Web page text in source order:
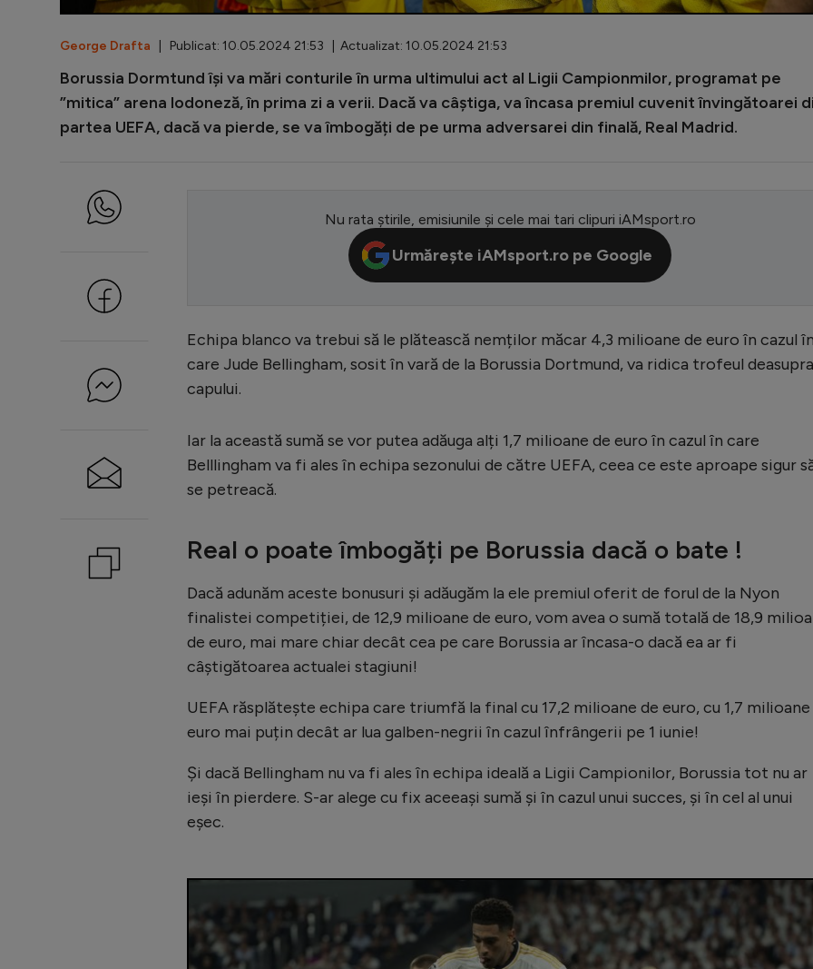
George Drafta | Publicat: 10.05.2024 21:53 | Actualizat: 10.05.2024 21:53
Borussia Dormtund își va mări conturile în urma ultimului act al Ligii Campionmilor, programat pe
”mitica” arena lodoneză, în prima zi a verii. Dacă va câștiga, va încasa premiul cuvenit învingătoarei
partea UEFA, dacă va pierde, se va îmbogăți de pe urma adversarei din finală, Real Madrid.
Nu rata știrile, emisiunile și cele mai tari clipuri iAMsport.ro
Urmărește iAMsport.ro pe Google
Echipa blanco va trebui să le plătească nemților măcar 4,3 milioane de euro în cazul în
care Jude Bellingham, sosit în vară de la Borussia Dortmund, va ridica trofeul deasupra
capului.
Iar la această sumă se vor putea adăuga alți 1,7 milioane de euro în cazul în care
Belllingham va fi ales în echipa sezonului de către UEFA, ceea ce este aproape sigur
se petreacă.
Real o poate îmbogăți pe Borussia dacă o bate !
Dacă adunăm aceste bonusuri și adăugăm la ele premiul oferit de forul de la Nyon
finalistei competiției, de 12,9 milioane de euro, vom avea o sumă totală de 18,9
de euro, mai mare chiar decât cea pe care Borussia ar încasa-o dacă ea ar fi
câștigătoarea actualei stagiuni!
UEFA răsplătește echipa care triumfă la final cu 17,2 milioane de euro, cu 1,7 milioane
euro mai puțin decât ar lua galben-negrii în cazul înfrângerii pe 1 iunie!
Și dacă Bellingham nu va fi ales în echipa ideală a Ligii Campionilor, Borussia tot nu ar
ieși în pierdere. S-ar alege cu fix aceeași sumă și în cazul unui succes, și în cel al unui
eșec.